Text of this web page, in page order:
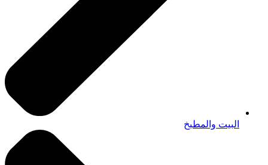
البيت والمطبخ